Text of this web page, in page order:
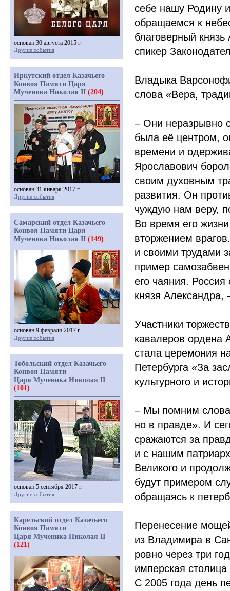
себе нашу Родину
обращаемся к
благоверный
спикер
Владыка
слова «Вера,
– Они неразрывно
была её центром,
времени и
Ярославович
своим духовным
развития. Он
чуждую нам веру,
Во время его
вторжением
и своими трудами
пример
его чаяния.
князя Александра,
Участники
кавалеров ордена
стала церемония
Петербурга «За
культурного и
– Мы помним слова
но в правде». И
сражаются за
и с нашим
Великого и
будут примером
обращаясь к
Перенесение
из Владимира в
ровно через три
имперская
С 2005 года день
основан 30 августа 2015 г.
Другие события
Иркутский отдел Казачьего
Конвоя Памяти Царя
Мученика Николая II (204)
основан 31 января 2017 г.
Другие события
Самарский отдел Казачьего
Конвоя Памяти Царя
Мученика Николая II (149)
основан 9 февраля 2017 г.
Другие события
Тобольский отдел Казачьего
Конвоя Памяти
Царя Мученика Николая II
(101)
основан 5 сентября 2017 г.
Другие события
Карельский отдел Казачьего
Конвоя Памяти
Царя Мученика Николая II
(121)